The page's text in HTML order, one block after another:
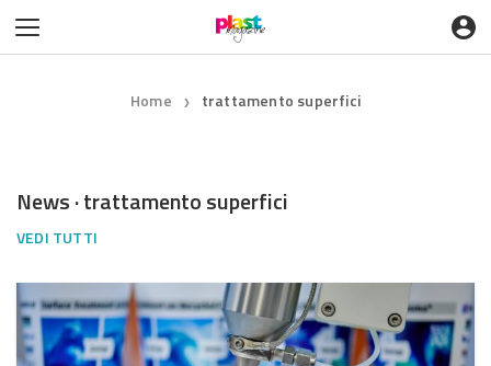
Home ❯ trattamento superfici
News · trattamento superfici
VEDI TUTTI